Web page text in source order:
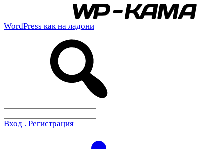
WordPress как на ладони
Вход . Регистрация